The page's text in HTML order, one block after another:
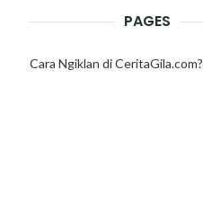
PAGES
Cara Ngiklan di CeritaGila.com?